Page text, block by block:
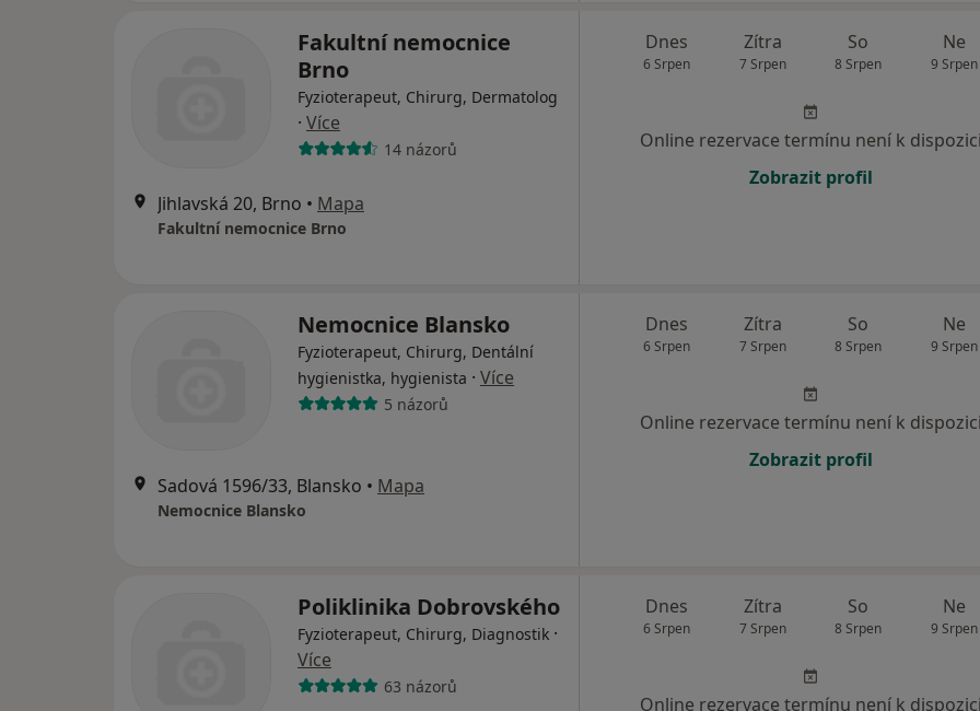
Fakultní nemocnice
Brno
Fyzioterapeut, Chirurg, Dermatolog
· Více
14 názorů
Jihlavská 20, Brno • Mapa
Fakultní nemocnice Brno
Dnes
6 Srpen
Zítra
7 Srpen
So
8 Srpen
Ne
9 Srpen
Online rezervace termínu není k dispozici
Zobrazit profil
Nemocnice Blansko
Fyzioterapeut, Chirurg, Dentální
hygienistka, hygienista · Více
5 názorů
Sadová 1596/33, Blansko • Mapa
Nemocnice Blansko
Dnes
6 Srpen
Zítra
7 Srpen
So
8 Srpen
Ne
9 Srpen
Online rezervace termínu není k dispozici
Zobrazit profil
Poliklinika Dobrovského
Fyzioterapeut, Chirurg, Diagnostik ·
Více
63 názorů
Dnes
6 Srpen
Zítra
7 Srpen
So
8 Srpen
Ne
9 Srpen
Online rezervace termínu není k dispozici